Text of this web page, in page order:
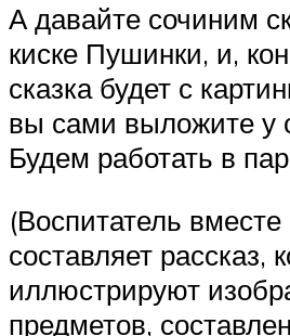
А давайте сочиним
киске Пушинки, и,
сказка будет с
вы сами выложите у
Будем работать в
(Воспитатель
составляет рассказ,
иллюстрируют
предметов,